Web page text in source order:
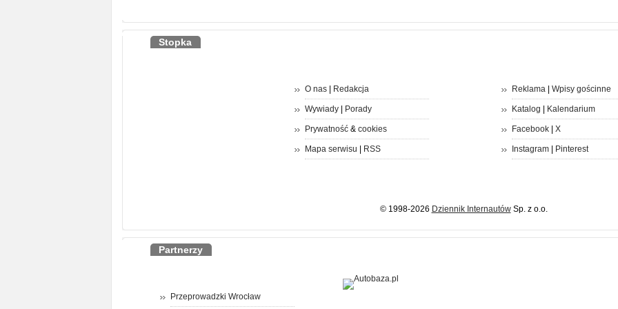
Stopka
O nas| Redakcja
Wywiady| Porady
Prywatność& cookies
Mapa serwisu RSS
Reklama| Wpisy gościnne
Katalog Kalendarium
Facebook| X
Instagram| Pinterest
© 1998-2026 Dziennik InternautówSp. z o.o.
Partnerzy
Przeprowadzki Wrocław